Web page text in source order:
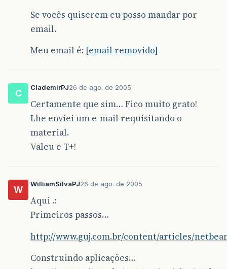
Se vocês quiserem eu posso mandar por
email.
Meu email é: [email removido]
C
ClademirPJ26 de ago. de 2005
Certamente que sim… Fico muito grato!
Lhe enviei um e-mail requisitando o
material.
Valeu e T+!
W
WilliamSilvaPJ26 de ago. de 2005
Aqui .:
Primeiros passos…
http://www.guj.com.br/content/articles/
Construindo aplicações…